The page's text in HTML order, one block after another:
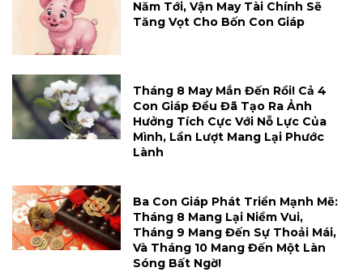
Năm Tới, Vận May Tài Chính Sẽ
Tăng Vọt Cho Bốn Con Giáp
Tháng 8 May Mắn Đến Rồi! Cả 4
Con Giáp Đều Đã Tạo Ra Ảnh
Hưởng Tích Cực Với Nỗ Lực Của
Mình, Lần Lượt Mang Lại Phước
Lành
Ba Con Giáp Phát Triển Mạnh Mẽ:
Tháng 8 Mang Lại Niềm Vui,
Tháng 9 Mang Đến Sự Thoải Mái,
Và Tháng 10 Mang Đến Một Làn
Sóng Bất Ngờ!